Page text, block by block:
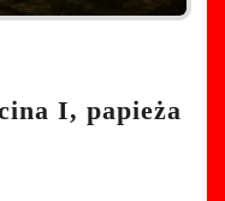
I, papieża